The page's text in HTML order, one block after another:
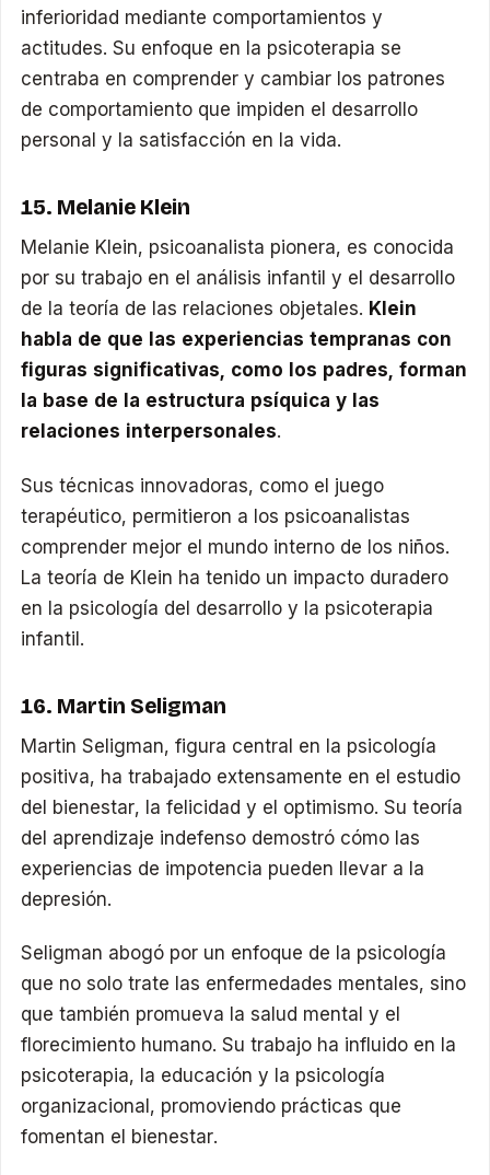
inferioridad mediante comportamientos y
actitudes. Su enfoque en la psicoterapia se
centraba en comprender y cambiar los patrones
de comportamiento que impiden el desarrollo
personal y la satisfacción en la vida.
15. Melanie Klein
Melanie Klein, psicoanalista pionera, es conocida
por su trabajo en el análisis infantil y el desarrollo
de la teoría de las relaciones objetales. Klein
habla de que las experiencias tempranas con
figuras significativas, como los padres, forman
la base de la estructura psíquica y las
relaciones interpersonales.
Sus técnicas innovadoras, como el juego
terapéutico, permitieron a los psicoanalistas
comprender mejor el mundo interno de los niños.
La teoría de Klein ha tenido un impacto duradero
en la psicología del desarrollo y la psicoterapia
infantil.
16. Martin Seligman
Martin Seligman, figura central en la psicología
positiva, ha trabajado extensamente en el estudio
del bienestar, la felicidad y el optimismo. Su teoría
del aprendizaje indefenso demostró cómo las
experiencias de impotencia pueden llevar a la
depresión.
Seligman abogó por un enfoque de la psicología
que no solo trate las enfermedades mentales, sino
que también promueva la salud mental y el
florecimiento humano. Su trabajo ha influido en la
psicoterapia, la educación y la psicología
organizacional, promoviendo prácticas que
fomentan el bienestar.